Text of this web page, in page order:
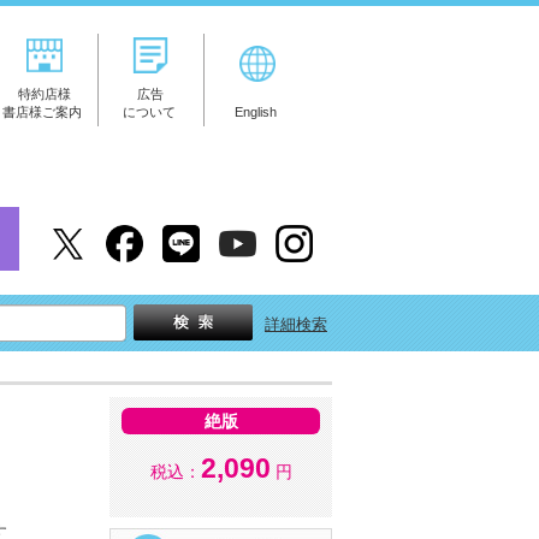
特約店様
書店様ご案内
広告
について
English
詳細検索
絶版
税込： 2,090 円